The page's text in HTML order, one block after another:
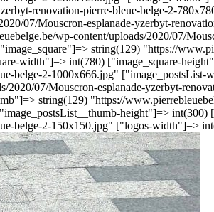
renovation-pierre-bleue-belge-2-
07/Mouscron-esplanade-yzerbyt-
wp-content/uploads/2020/07/
string(129) "https://
width"]=> int(780) ["image_square-
belge-2-1000x666.jpg"
07/Mouscron-esplanade-yzerbyt-
string(129) "https://
height"]=>
belge-2-150x150.jpg" ["logos-width"]=>